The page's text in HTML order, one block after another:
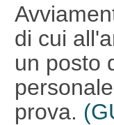
di cui
un posto
prova.